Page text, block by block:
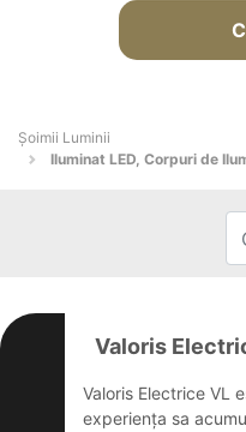
Șoimii Luminii
Iluminat LED, Corpuri de
Valoris
Valoris Electrice VL
experiența sa